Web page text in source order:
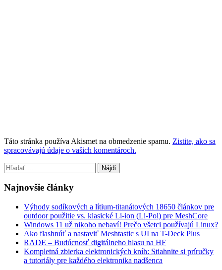
Táto stránka používa Akismet na obmedzenie spamu. Zistite, ako sa
spracovávajú údaje o vašich komentároch.
Hľadať:
Najnovšie články
Výhody sodíkových a lítium-titanátových 18650 článkov pre
outdoor použitie vs. klasické Li-ion (Li-Pol) pre MeshCore
Windows 11 už nikoho nebaví! Prečo všetci používajú Linux?
Ako flashnúť a nastaviť Meshtastic s UI na T-Deck Plus
RADE – Budúcnosť digitálneho hlasu na HF
Kompletná zbierka elektronických kníh: Stiahnite si príručky
a tutoriály pre každého elektronika nadšenca